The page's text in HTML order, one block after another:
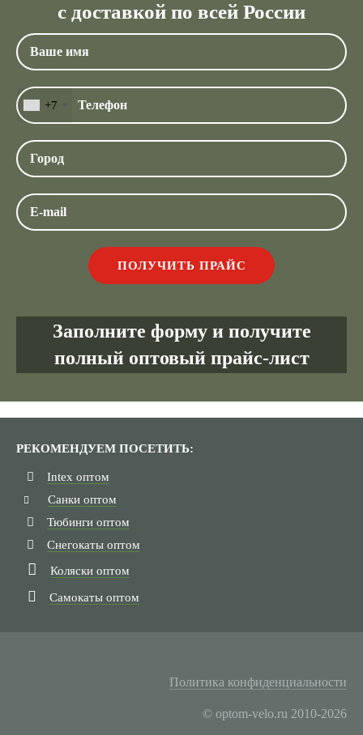
с доставкой по всей России
+7
Заполните форму и получите
полный оптовый прайс-лист
РЕКОМЕНДУЕМ ПОСЕТИТЬ:
Intex оптом
Санки оптом
Тюбинги оптом
Снегокаты оптом
Коляски оптом
Самокаты оптом
Политика конфиденциальности
© optom-velo.ru 2010-2026